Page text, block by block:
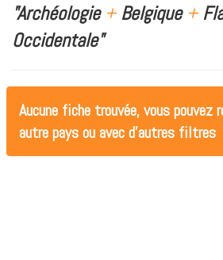
"Archéologie +Belgique +
Occidentale"
Aucune fiche trouvée, vous pouvez
autre pays ou avec d'autres filtres